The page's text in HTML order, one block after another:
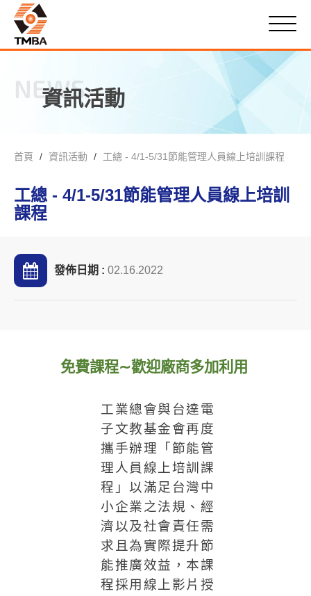
NEWS
資訊活動
首頁 資訊活動 工總 - 4/1-5/31節能管理人員線上培訓課程
工總 - 4/1-5/31節能管理人員線上培訓
課程
發佈日期 : 02.16.2022
免費課程∼歡迎廠商多加利用
工業總會與台達電
子文教基金會再度
攜手辦理「節能管
理人員線上培訓課
程」以滿足台灣中
小企業之法規、經
濟以及社會責任需
求且為實際提升節
能推廣效益，本課
程採用線上影片授